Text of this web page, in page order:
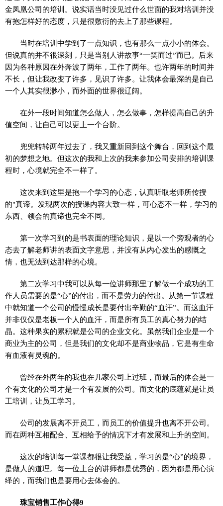
金凤凰公司的培训。说实话当时没见过什么世面的我对培训并没
有抱怎样好的态度，只是很敷衍的去上了那些课程。
当时在培训中学到了一点知识，也有那么一点小小的体会。
但说真的并不很深刻，只是当别人讲故事“一笑而过”而已。后来
因为各种原因在外奔波了两年，工作了两年。也许两年的时间并
不长，但让我改变了许多，见识了许多。让我体会最深的是自己
一个人其实很渺小，而外面的世界很辽阔。
在外一段时间知道怎么做人，怎么做事，怎样提高自己的升
值空间，让自己可以更上一个台阶。
兜兜转转两年过去了，我又重新回到这个舞台，回到这个最
初的梦想之地。但这次的我和上次的我来参加公司安排的培训课
程时，心境就完全不一样了。
这次来到这里是抱一个学习的心态，认真听取老师所传授
的"真谛。发现两次的授课内容大致一样，可心态不一样，学习的
东西、领会的真谛也完全不同。
第一次学习到的是书表面的理论知识，是以一个旁观者的心
态去了解老师讲的表面文字意思，并没有从内心发出的感慨之
情，也无法到达那样的心境。
第二次学习中我可以从每一位讲师那里了解做一个成功的工
作人员需要的是“心”的付出，而不是劳力的付出。从第一节课程
中就知道一个公司的慢慢成长是要付出辛勤的“血汗”。而这血汗
并非仅仅是老板一个人的血汗，而是所有员工的真心努力的结
晶。这种果实的累积就是公司的企业文化。虽然我们企业是一个
商业为主的公司，但是我们的文化却不是商业物品，它是有生命
有血液有灵魂的。
曾经在外两年的我也在几家公司上过班，而最后的体会是一
个有文化的公司才是一个有发展的公司。而文化的底蕴就是让员
工培训，让员工学习。
公司的发展离不开员工，而员工的价值提升也离不开公司。
而在两种互相配合、互相给予的情况下才有发展和上升的空间。
这次的培训每一堂课都很让我受益，学习的是“心”的境界，
是做人的道理。每一位上台的讲师都是优秀的，因为都是用心演
绎的，而我们也是要用心去体会的。
珠宝销售工作心得9